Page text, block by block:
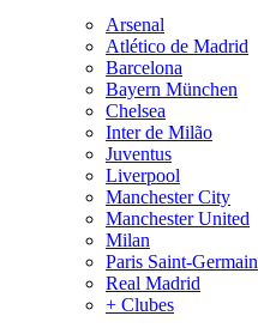
Arsenal
Atlético de Madrid
Barcelona
Bayern München
Chelsea
Inter de Milão
Juventus
Liverpool
Manchester City
Manchester United
Milan
Paris Saint-Germain
Real Madrid
+ Clubes